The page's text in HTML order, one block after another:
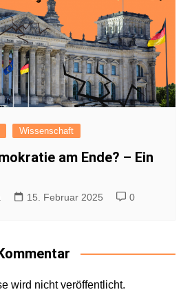
Wissenschaft
am Ende? – Ein
15. Februar 2025 0
wird nicht veröffentlicht.